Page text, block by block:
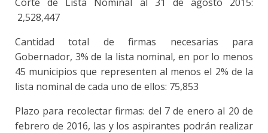
2,528,447
Cantidad total de firmas necesarias para
Gobernador, 3% de la lista nominal, en por lo menos
45 municipios que representen al menos el 2% de la
lista nominal de cada uno de ellos: 75,853
Plazo para recolectar firmas: del 7 de enero al 20 de
febrero de 2016, las y los aspirantes podrán realizar